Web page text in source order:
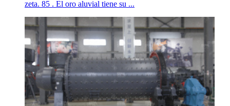
zeta. 85 . El oro aluvial tiene su ...